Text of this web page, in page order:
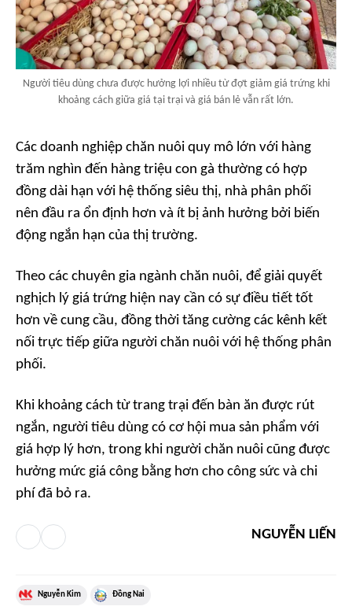
Người tiêu dùng chưa được hưởng lợi nhiều từ đợt giảm giá trứng khi
khoảng cách giữa giá tại trại và giá bán lẻ vẫn rất lớn.
Các doanh nghiệp chăn nuôi quy mô lớn với hàng
trăm nghìn đến hàng triệu con gà thường có hợp
đồng dài hạn với hệ thống siêu thị, nhà phân phối
nên đầu ra ổn định hơn và ít bị ảnh hưởng bởi biến
động ngắn hạn của thị trường.
Theo các chuyên gia ngành chăn nuôi, để giải quyết
nghịch lý giá trứng hiện nay cần có sự điều tiết tốt
hơn về cung cầu, đồng thời tăng cường các kênh kết
nối trực tiếp giữa người chăn nuôi với hệ thống phân
phối.
Khi khoảng cách từ trang trại đến bàn ăn được rút
ngắn, người tiêu dùng có cơ hội mua sản phẩm với
giá hợp lý hơn, trong khi người chăn nuôi cũng được
hưởng mức giá công bằng hơn cho công sức và chi
phí đã bỏ ra.
NGUYỄN LIẾN
Nguyễn Kim Đồng Nai